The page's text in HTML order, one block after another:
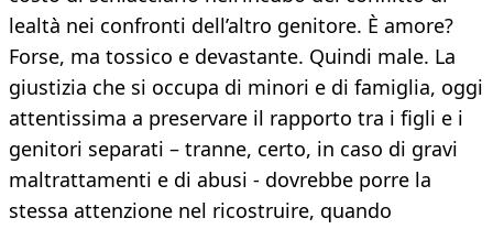
lealtà nei confronti dell’altro genitore. È amore?
Forse, ma tossico e devastante. Quindi male. La
giustizia che si occupa di minori e di famiglia, oggi
attentissima a preservare il rapporto tra i figli e i
genitori separati – tranne, certo, in caso di gravi
maltrattamenti e di abusi - dovrebbe porre la
stessa attenzione nel ricostruire, quando